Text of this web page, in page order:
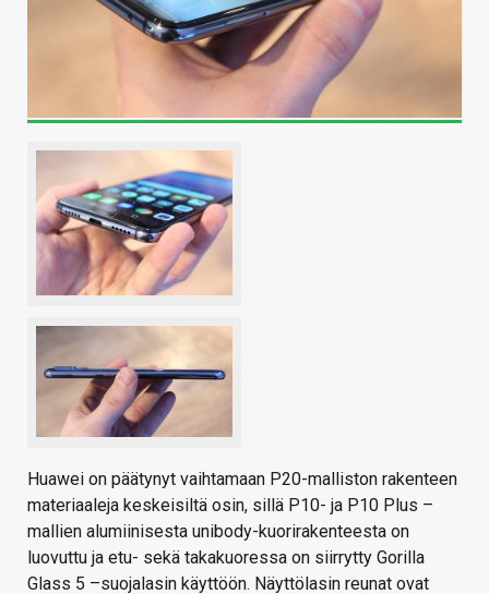
Huawei on päätynyt vaihtamaan P20-malliston rakenteen
materiaaleja keskeisiltä osin, sillä P10- ja P10 Plus –
mallien alumiinisesta unibody-kuorirakenteesta on
luovuttu ja etu- sekä takakuoressa on siirrytty Gorilla
Glass 5 –suojalasin käyttöön. Näyttölasin reunat ovat